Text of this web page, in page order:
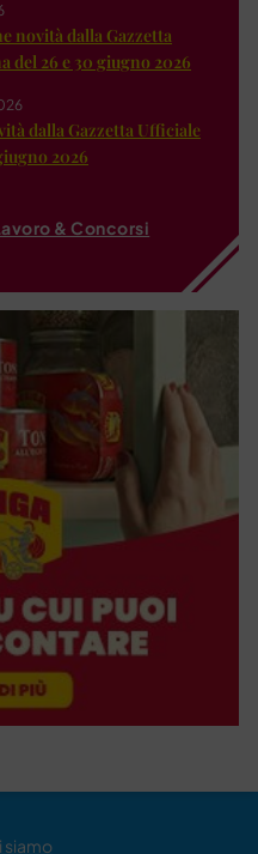
novità dalla Gazzetta
del 26 e 30 giugno 2026
dalla Gazzetta Ufficiale
2026
& Concorsi
siamo